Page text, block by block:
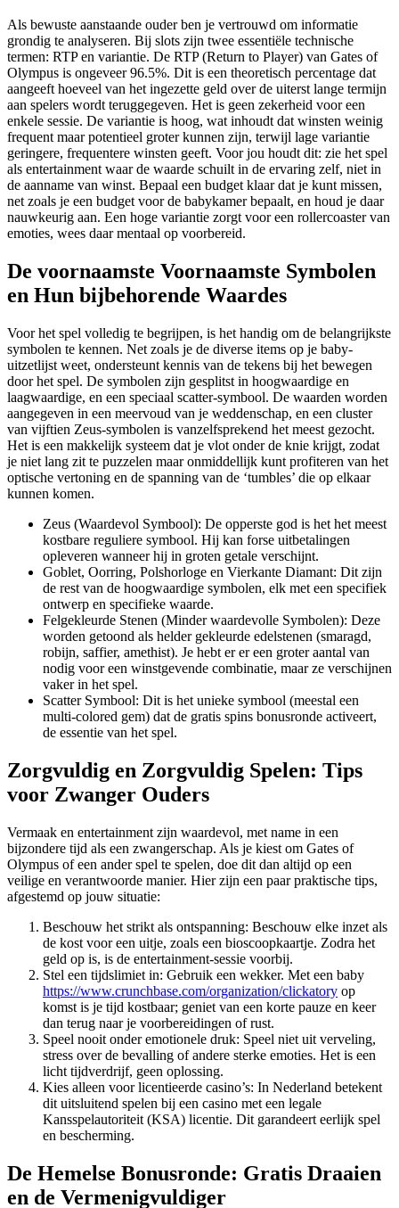
Als bewuste aanstaande ouder ben je vertrouwd om informatie
grondig te analyseren. Bij slots zijn twee essentiële technische
termen: RTP en variantie. De RTP (Return to Player) van Gates of
Olympus is ongeveer 96.5%. Dit is een theoretisch percentage dat
aangeeft hoeveel van het ingezette geld over de uiterst lange termijn
aan spelers wordt teruggegeven. Het is geen zekerheid voor een
enkele sessie. De variantie is hoog, wat inhoudt dat winsten weinig
frequent maar potentieel groter kunnen zijn, terwijl lage variantie
geringere, frequentere winsten geeft. Voor jou houdt dit: zie het spel
als entertainment waar de waarde schuilt in de ervaring zelf, niet in
de aanname van winst. Bepaal een budget klaar dat je kunt missen,
net zoals je een budget voor de babykamer bepaalt, en houd je daar
nauwkeurig aan. Een hoge variantie zorgt voor een rollercoaster van
emoties, wees daar mentaal op voorbereid.
De voornaamste Voornaamste Symbolen
en Hun bijbehorende Waardes
Voor het spel volledig te begrijpen, is het handig om de belangrijkste
symbolen te kennen. Net zoals je de diverse items op je baby-
uitzetlijst weet, ondersteunt kennis van de tekens bij het bewegen
door het spel. De symbolen zijn gesplitst in hoogwaardige en
laagwaardige, en een speciaal scatter-symbool. De waarden worden
aangegeven in een meervoud van je weddenschap, en een cluster
van vijftien Zeus-symbolen is vanzelfsprekend het meest gezocht.
Het is een makkelijk systeem dat je vlot onder de knie krijgt, zodat
je niet lang zit te puzzelen maar onmiddellijk kunt profiteren van het
optische vertoning en de spanning van de ‘tumbles’ die op elkaar
kunnen komen.
Zeus (Waardevol Symbool): De opperste god is het het meest
kostbare reguliere symbool. Hij kan forse uitbetalingen
opleveren wanneer hij in groten getale verschijnt.
Goblet, Oorring, Polshorloge en Vierkante Diamant: Dit zijn
de rest van de hoogwaardige symbolen, elk met een specifiek
ontwerp en specifieke waarde.
Felgekleurde Stenen (Minder waardevolle Symbolen): Deze
worden getoond als helder gekleurde edelstenen (smaragd,
robijn, saffier, amethist). Je hebt er er een groter aantal van
nodig voor een winstgevende combinatie, maar ze verschijnen
vaker in het spel.
Scatter Symbool: Dit is het unieke symbool (meestal een
multi-colored gem) dat de gratis spins bonusronde activeert,
de essentie van het spel.
Zorgvuldig en Zorgvuldig Spelen: Tips
voor Zwanger Ouders
Vermaak en entertainment zijn waardevol, met name in een
bijzondere tijd als een zwangerschap. Als je kiest om Gates of
Olympus of een ander spel te spelen, doe dit dan altijd op een
veilige en verantwoorde manier. Hier zijn een paar praktische tips,
afgestemd op jouw situatie:
Beschouw het strikt als ontspanning: Beschouw elke inzet als
de kost voor een uitje, zoals een bioscoopkaartje. Zodra het
geld op is, is de entertainment-sessie voorbij.
Stel een tijdslimiet in: Gebruik een wekker. Met een baby
https://www.crunchbase.com/organization/clickatory op
komst is je tijd kostbaar; geniet van een korte pauze en keer
dan terug naar je voorbereidingen of rust.
Speel nooit onder emotionele druk: Speel niet uit verveling,
stress over de bevalling of andere sterke emoties. Het is een
licht tijdverdrijf, geen oplossing.
Kies alleen voor licentieerde casino’s: In Nederland betekent
dit uitsluitend spelen bij een casino met een legale
Kansspelautoriteit (KSA) licentie. Dit garandeert eerlijk spel
en bescherming.
De Hemelse Bonusronde: Gratis Draaien
en de Vermenigvuldiger